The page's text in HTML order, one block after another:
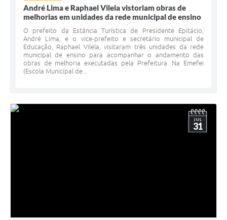
André Lima e Raphael Vilela vistoriam obras de
melhorias em unidades da rede municipal de ensino
O prefeito da Estância Turística de Presidente Epitácio,
André Lima, e o vice-prefeito e secretário municipal de
Educação, Raphael Vilela, visitaram três unidades da rede
municipal de ensino para acompanhar o andamento das
obras de melhoria executadas pela Prefeitura. Na Emefei
(Escola Municipal de...
JUL
31